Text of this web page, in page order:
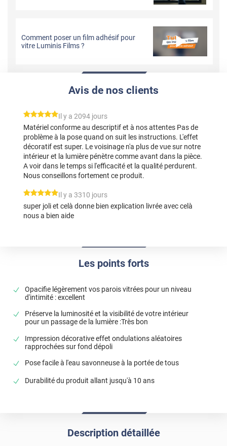
Comment poser un film adhésif pour
vitre Luminis Films ?
Les points forts
Opacifie légèrement vos parois vitrées pour un niveau
d'intimité : excellent
Préserve la luminosité et la visibilité de votre intérieur
pour un passage de la lumière :Très bon
Impression décorative effet ondulations aléatoires
rapprochées sur fond dépoli
Pose facile à l'eau savonneuse à la portée de tous
Durabilité du produit allant jusqu'à 10 ans
Avis de nos clients
*****
Il y a 2094 jours
Matériel conforme au descriptif et à nos attentes Pas de
problème à la pose quand on suit les instructions. L'effet
décoratif est super. Le voisinage n'a plus de vue sur notre
intérieur et la lumière pénètre comme avant dans la pièce.
A voir dans le temps si l'efficacité et la qualité perdurent.
Nous conseillons fortement ce produit.
*****
Il y a 3310 jours
super joli et celà donne bien explication livrée avec celà
nous a bien aide
Description détaillée